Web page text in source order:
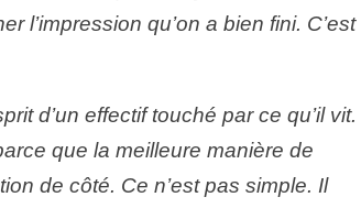
l’impression qu’on a bien fini. C’est
d’un effectif touché par ce qu’il vit.
que la meilleure manière de
de côté. Ce n’est pas simple. Il